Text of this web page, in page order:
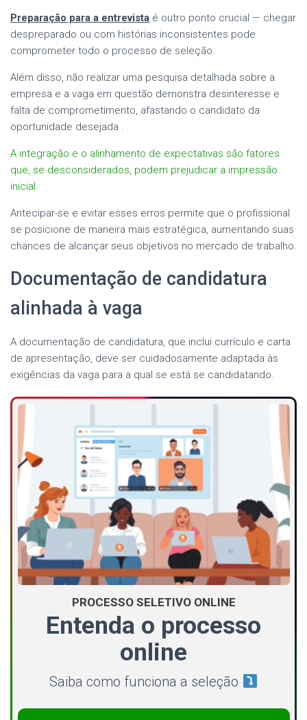
Preparação para a entrevista é outro ponto crucial — chegar
despreparado ou com histórias inconsistentes pode
comprometer todo o processo de seleção.
Além disso, não realizar uma pesquisa detalhada sobre a
empresa e a vaga em questão demonstra desinteresse e
falta de comprometimento, afastando o candidato da
oportunidade desejada .
A integração e o alinhamento de expectativas são fatores
que, se desconsiderados, podem prejudicar a impressão
inicial.
Antecipar-se e evitar esses erros permite que o profissional
se posicione de maneira mais estratégica, aumentando suas
chances de alcançar seus objetivos no mercado de trabalho.
Documentação de candidatura
alinhada à vaga
A documentação de candidatura, que inclui currículo e carta
de apresentação, deve ser cuidadosamente adaptada às
exigências da vaga para a qual se está se candidatando.
PROCESSO SELETIVO ONLINE
Entenda o processo
online
Saiba como funciona a seleção